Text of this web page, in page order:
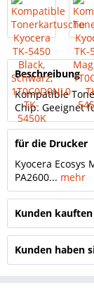
Beschreibung
Kompatible
Chip. Geeignet
für die Drucker
Kyocera Ecosys
PA2600... mehr
Kunden
Kunden haben